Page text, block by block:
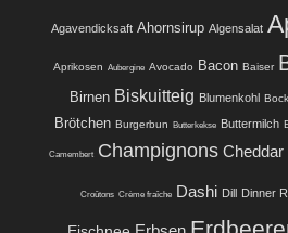
Agavendicksaft Ahornsirup Algensalat
Aprikosen Aubergine Avocado Bacon Baiser
Birnen Biskuitteig Blumenkohl
Brötchen Burgerbun Butterkekse Buttermilch
Camembert Champignons Cheddar
Croûtons Crème fraîche Dashi Dill Dinner